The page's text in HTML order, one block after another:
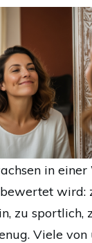
in
wird:
zu sportlich,
Viele von